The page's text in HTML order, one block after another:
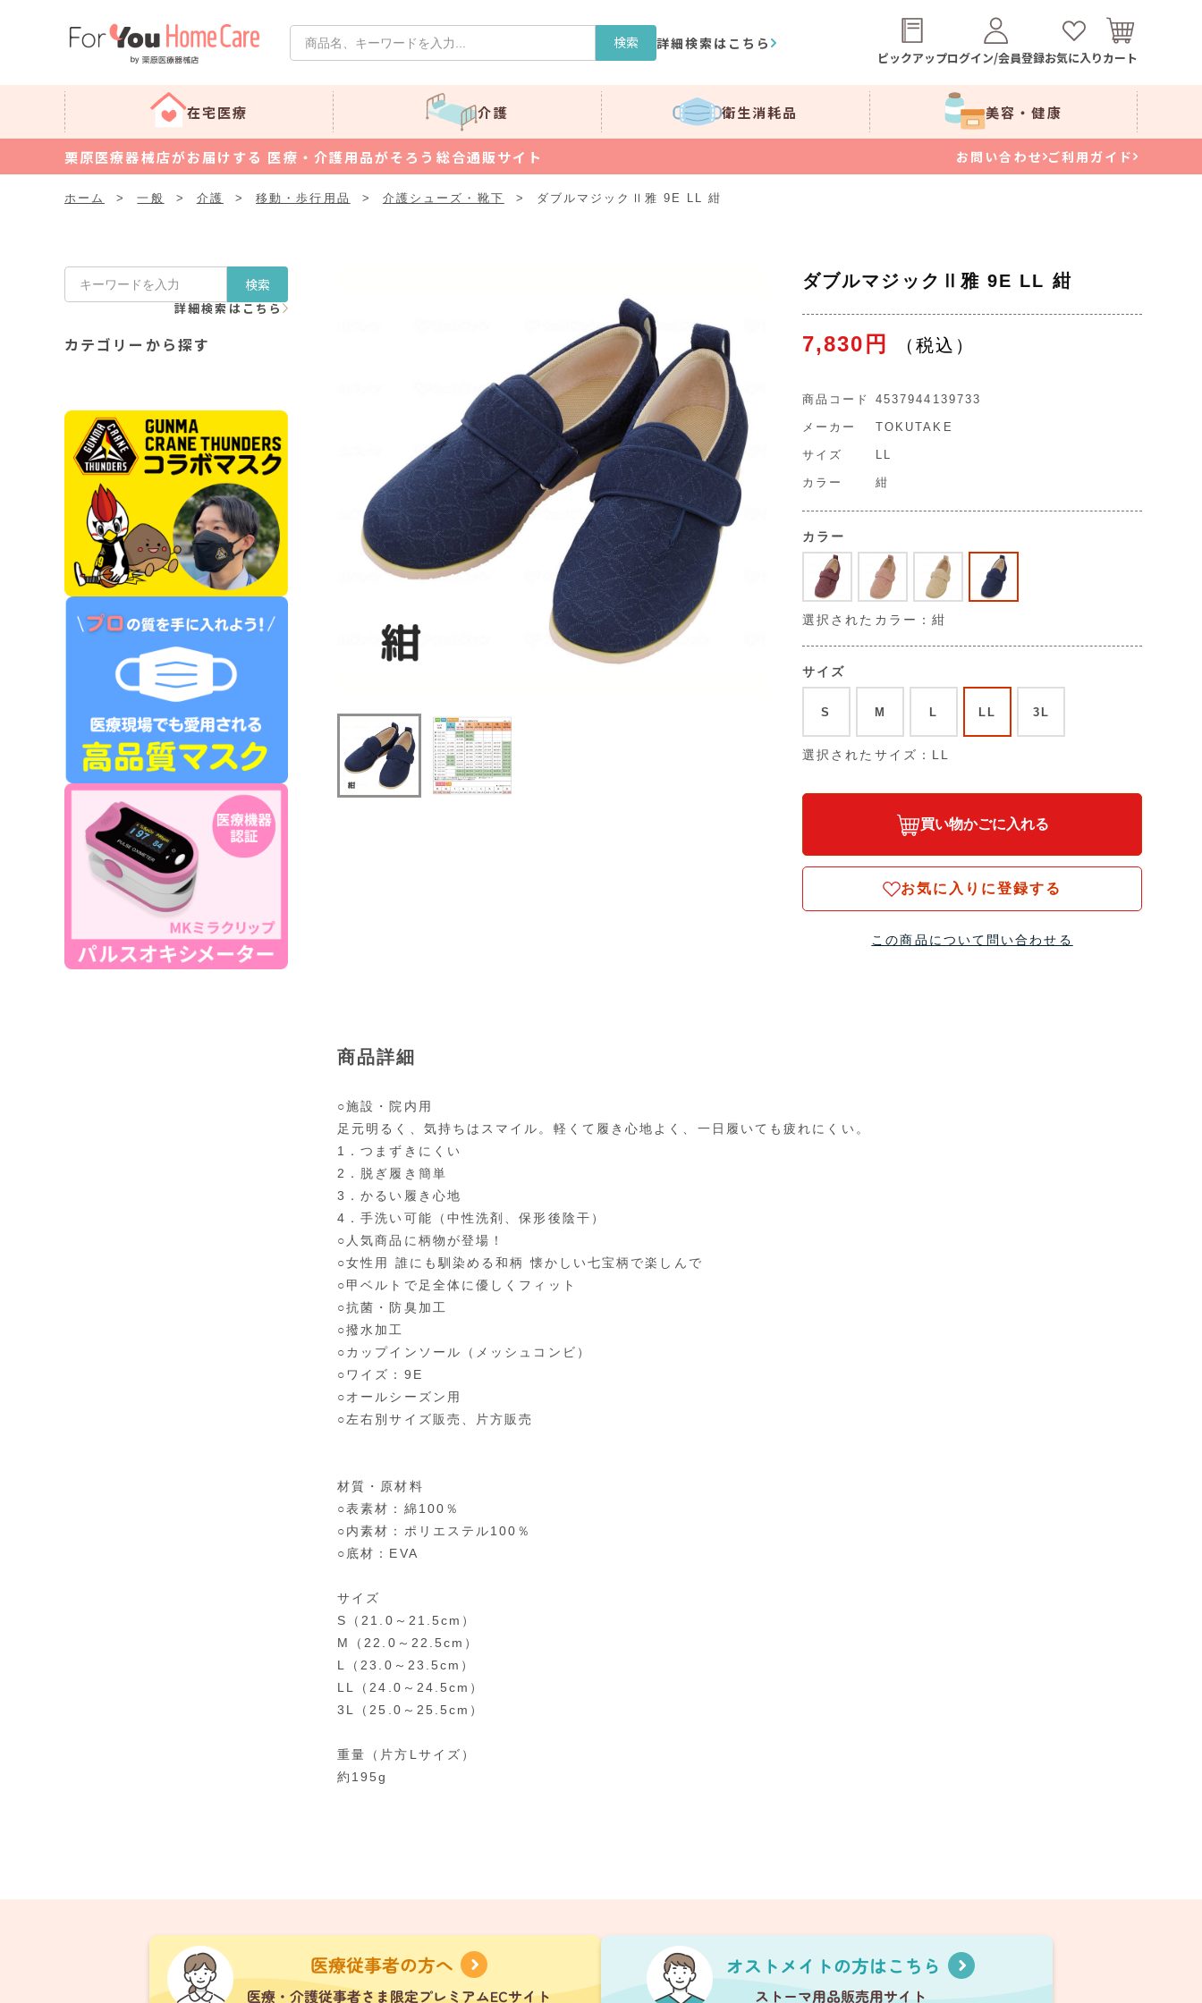
検索 詳細検索はこちら
ピックアップログイン/会員登録お気に入りカート
在宅医療 介護 衛生消耗品 美容・健康
栗原医療器械店がお届けする 医療・介護用品がそろう総合通販サイト お問い合わせ ご利用ガイド
ホーム > 一般 > 介護 > 移動・歩行用品 > 介護シューズ・靴下 > ダブルマジックⅡ雅 9E LL 紺
検索
詳細検索はこちら
カテゴリーから探す
ダブルマジックⅡ雅 9E LL 紺
7,830円
商品コード 4537944139733
メーカー TOKUTAKE
サイズ LL
カラー 紺
カラー
選択されたカラー：紺
サイズ
S M L LL 3L
選択されたサイズ：LL
買い物かごに入れる
お気に入りに登録する
この商品について問い合わせる
商品詳細
○施設・院内用
足元明るく、気持ちはスマイル。軽くて履き心地よく、一日履いても疲れにくい。
1．つまずきにくい
2．脱ぎ履き簡単
3．かるい履き心地
4．手洗い可能（中性洗剤、保形後陰干）
○人気商品に柄物が登場！
○女性用 誰にも馴染める和柄 懐かしい七宝柄で楽しんで
○甲ベルトで足全体に優しくフィット
○抗菌・防臭加工
○撥水加工
○カップインソール（メッシュコンビ）
○ワイズ：9E
○オールシーズン用
○左右別サイズ販売、片方販売
材質・原材料
○表素材：綿100％
○内素材：ポリエステル100％
○底材：EVA
サイズ
S（21.0～21.5cm）
M（22.0～22.5cm）
L（23.0～23.5cm）
LL（24.0～24.5cm）
3L（25.0～25.5cm）
重量（片方Lサイズ）
約195g